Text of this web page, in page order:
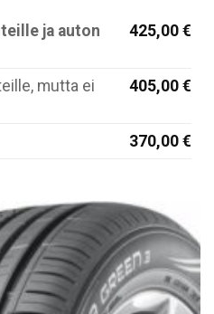
ja auton
425,00 €
mutta ei
405,00 €
370,00 €